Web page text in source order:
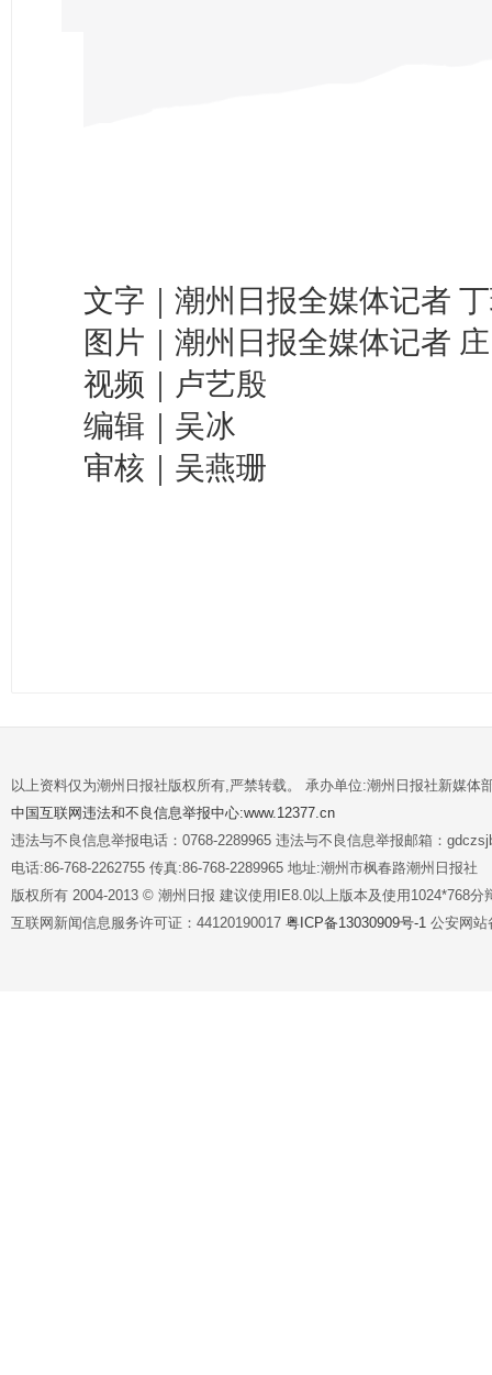
文字｜潮州日报全媒体记者
图片｜潮州日报全媒体记者
视频｜卢艺殷
编辑｜吴冰
审核｜吴燕珊
以上资料仅为潮州日报社版权所有,严禁转载。 承办单位:潮州日报社新媒体
中国互联网违法和不良信息举报中心:www.12377.cn
违法与不良信息举报电话：0768-2289965 违法与不良信息举报邮箱：
电话:86-768-2262755 传真:86-768-2289965 地址:潮州市枫春路潮州日报社
版权所有 2004-2013 © 潮州日报 建议使用IE8.0以上版本及使用1024*768分
互联网新闻信息服务许可证：44120190017 粤ICP备13030909号-1 公安网站